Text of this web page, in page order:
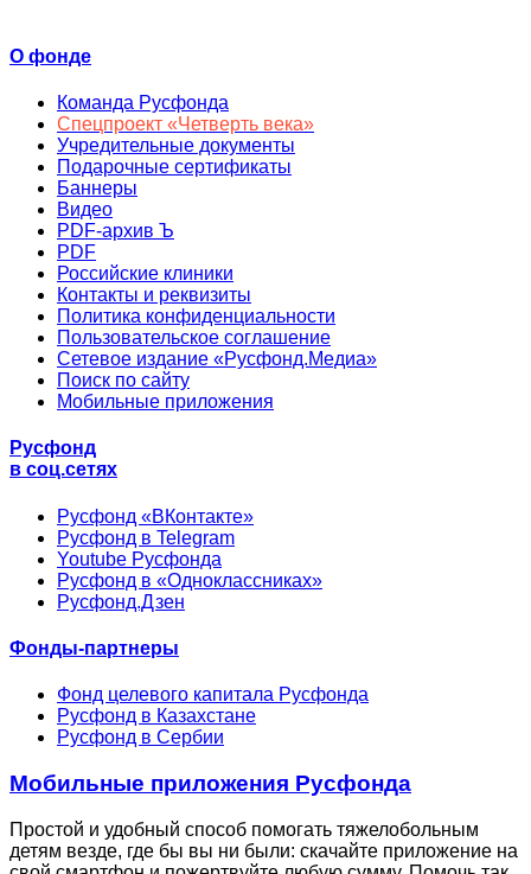
О фонде
Команда Русфонда
Спецпроект «Четверть века»
Учредительные документы
Подарочные сертификаты
Баннеры
Видео
PDF-архив Ъ
PDF
Российские клиники
Контакты и реквизиты
Политика конфиденциальности
Пользовательское соглашение
Сетевое издание «Русфонд.Медиа»
Поиск по сайту
Мобильные приложения
Русфонд
в соц.сетях
Русфонд «ВКонтакте»
Русфонд в Telegram
Youtube Русфонда
Русфонд в «Одноклассниках»
Русфонд.Дзен
Фонды-партнеры
Фонд целевого капитала Русфонда
Русфонд в Казахстане
Русфонд в Сербии
Мобильные приложения Русфонда
Простой и удобный способ помогать тяжелобольным
детям везде, где бы вы ни были: скачайте приложение на